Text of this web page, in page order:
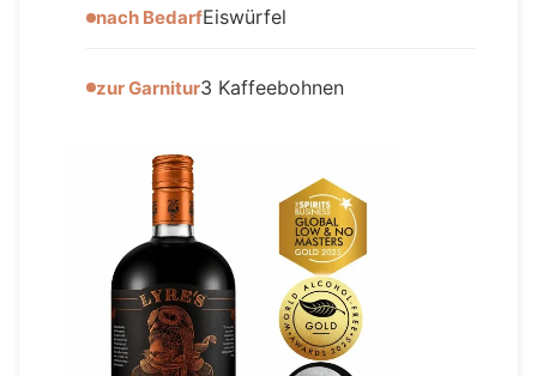
nach BedarfEiswürfel
zur Garnitur3 Kaffeebohnen